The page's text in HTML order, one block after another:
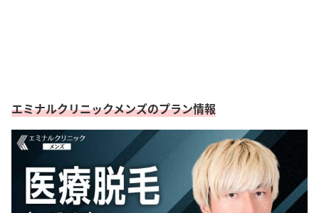
エミナルクリニックメンズのプラン情報